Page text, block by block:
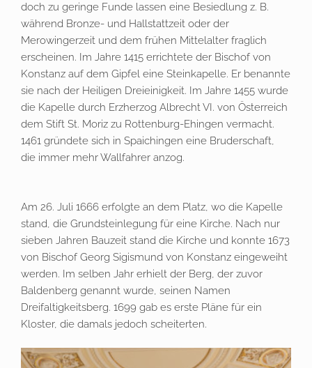
doch zu geringe Funde lassen eine Besiedlung z. B.
während Bronze- und Hallstattzeit oder der
Merowingerzeit und dem frühen Mittelalter fraglich
erscheinen. Im Jahre 1415 errichtete der Bischof von
Konstanz auf dem Gipfel eine Steinkapelle. Er benannte
sie nach der Heiligen Dreieinigkeit. Im Jahre 1455 wurde
die Kapelle durch Erzherzog Albrecht VI. von Österreich
dem Stift St. Moriz zu Rottenburg-Ehingen vermacht.
1461 gründete sich in Spaichingen eine Bruderschaft,
die immer mehr Wallfahrer anzog.
Am 26. Juli 1666 erfolgte an dem Platz, wo die Kapelle
stand, die Grundsteinlegung für eine Kirche. Nach nur
sieben Jahren Bauzeit stand die Kirche und konnte 1673
von Bischof Georg Sigismund von Konstanz eingeweiht
werden. Im selben Jahr erhielt der Berg, der zuvor
Baldenberg genannt wurde, seinen Namen
Dreifaltigkeitsberg. 1699 gab es erste Pläne für ein
Kloster, die damals jedoch scheiterten.